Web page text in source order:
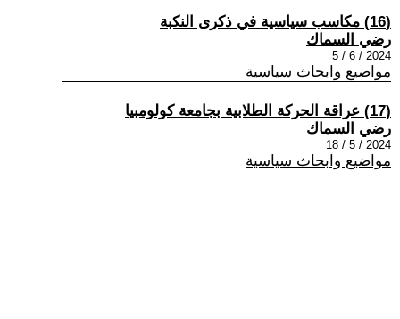
(16) مكاسب سياسية في ذكرى النكبة
رضي السماك
2024 / 6 / 5
مواضيع وابحاث سياسية
(17) عراقة الحركة الطلابية بجامعة كولومبيا
رضي السماك
2024 / 5 / 18
مواضيع وابحاث سياسية